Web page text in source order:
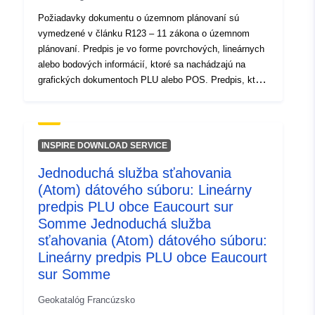
Požiadavky dokumentu o územnom plánovaní sú
vymedzené v článku R123 – 11 zákona o územnom
plánovaní. Predpis je vo forme povrchových, lineárnych
alebo bodových informácií, ktoré sa nachádzajú na
grafických dokumentoch PLU alebo POS. Predpis, ktorý
oblasti.
INSPIRE DOWNLOAD SERVICE
Jednoduchá služba sťahovania
(Atom) dátového súboru: Lineárny
predpis PLU obce Eaucourt sur
Somme Jednoduchá služba
sťahovania (Atom) dátového súboru:
Lineárny predpis PLU obce Eaucourt
sur Somme
Geokatalóg Francúzsko